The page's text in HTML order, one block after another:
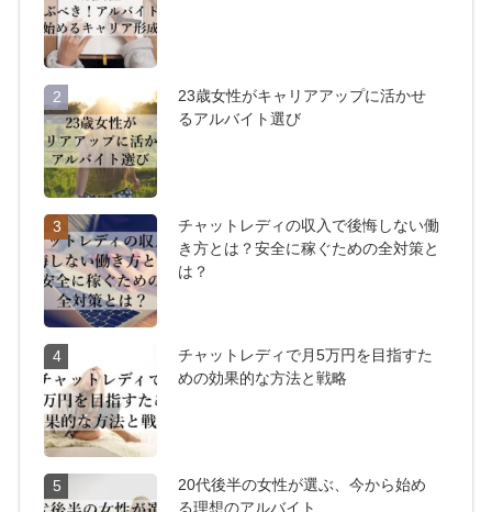
2
23歳女性がキャリアアップに活かせ
るアルバイト選び
3
チャットレディの収入で後悔しない働
き方とは？安全に稼ぐための全対策と
は？
4
チャットレディで月5万円を目指すた
めの効果的な方法と戦略
5
20代後半の女性が選ぶ、今から始め
る理想のアルバイト